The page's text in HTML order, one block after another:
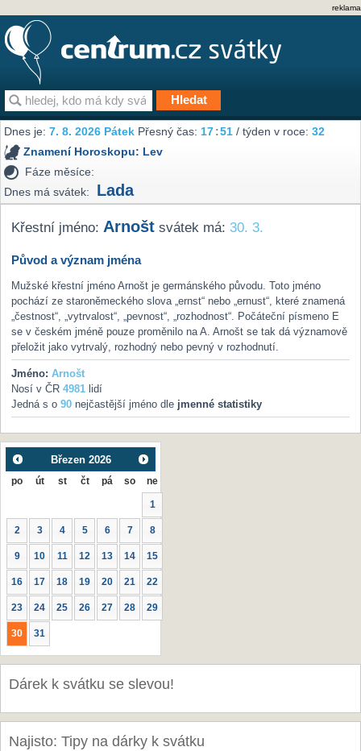
reklama
Dnes je:7. 8. 2026 Pátek Přesný čas:17:51 / týden v roce:32
Znamení Horoskopu: Lev
Fáze měsíce:
Dnes má svátek:
Lada
Křestní jméno: Arnoštsvátek má: 30. 3.
Původ a význam jména
Mužské křestní jméno Arnošt je germánského původu. Toto jméno
pochází ze staroněmeckého slova „ernst“ nebo „ernust“, které znamená
„čestnost“, „vytrvalost“, „pevnost“, „rozhodnost“. Počáteční písmeno E
se v českém jméně pouze proměnilo na A. Arnošt se tak dá významově
přeložit jako vytrvalý, rozhodný nebo pevný v rozhodnutí.
Jméno: Arnošt
Nosí v ČR 4981lidí
Jedná s o 90nejčastější jméno dle jmenné statistiky
Březen 2026
po út st čt pá so ne
1
2 3 4 5 6 7 8
9 10 11 12 13 14 15
16 17 18 19 20 21 22
23 24 25 26 27 28 29
30 31
Dárek k svátku se slevou!
Najisto: Tipy na dárky k svátku